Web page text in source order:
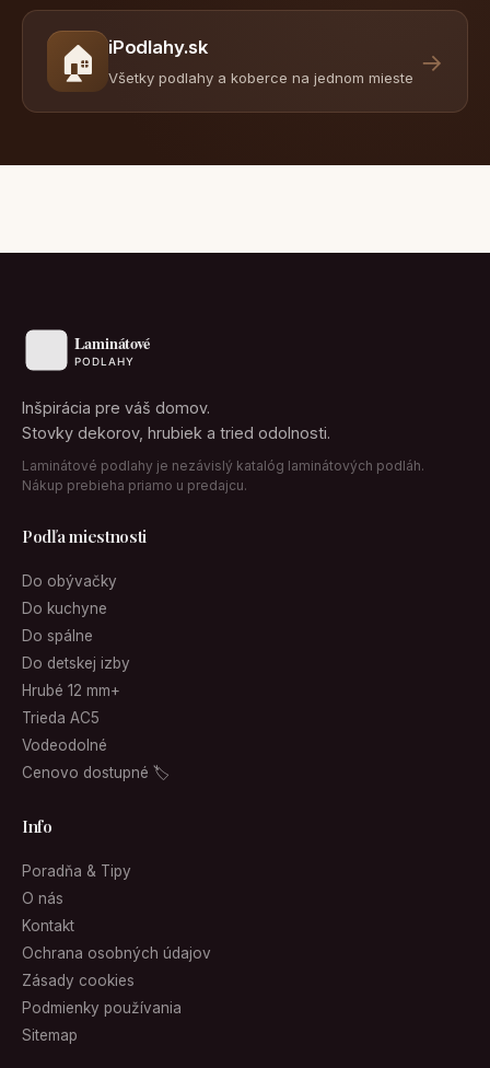
🏠 iPodlahy.sk
Všetky podlahy a koberce na jednom mieste
→
Inšpirácia pre váš domov.
Stovky dekorov, hrubiek a tried odolnosti.
Laminátové podlahy je nezávislý katalóg laminátových podláh.
Nákup prebieha priamo u predajcu.
Podľa miestnosti
Do obývačky
Do kuchyne
Do spálne
Do detskej izby
Hrubé 12 mm+
Trieda AC5
Vodeodolné
Cenovo dostupné 🏷
Info
Poradňa & Tipy
O nás
Kontakt
Ochrana osobných údajov
Zásady cookies
Podmienky používania
Sitemap